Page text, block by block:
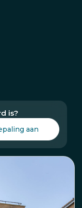
is?
aan